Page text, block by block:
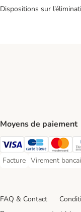
Dispositions sur
Moyens de paiement
Visa Payment Method
carte bleueMaster
Facture
Facture Payment Method
Virement
Virement
FAQ & Contact